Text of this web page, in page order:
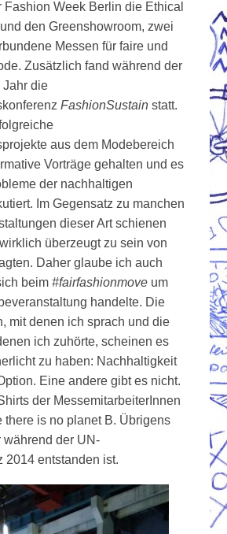
Fashion Week Berlin die Ethical
den Greenshowroom, zwei
Messen für faire und
Zusätzlich fand während der
Jahr die
FashionSustainstatt.
aus dem Modebereich
Vorträge gehalten und es
der nachhaltigen
Im Gegensatz zu manchen
dieser Art schienen
überzeugt zu sein von
Daher glaube ich auch
beim#fairfashionmove um
handelte. Die
mit denen ich sprach und die
ich zuhörte, scheinen es
zu haben: Nachhaltigkeit
Eine andere gibt es nicht.
der MessemitarbeiterInnen
there is no planet B. Übrigens
während der UN-
2014 entstanden ist.